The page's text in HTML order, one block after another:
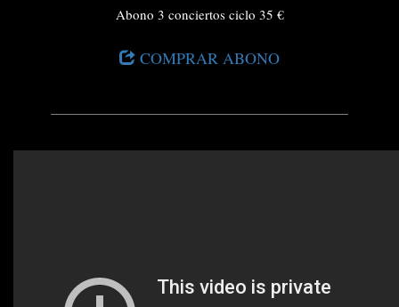
Abono 3 conciertos ciclo 35 €
COMPRAR ABONO